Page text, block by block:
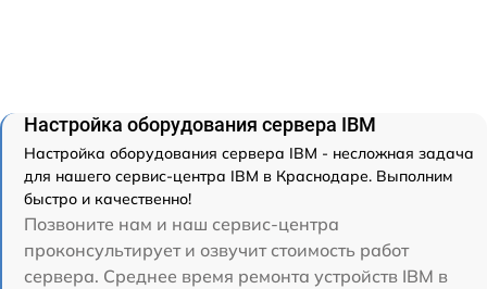
Настройка оборудования сервера IBM
Настройка оборудования сервера IBM - несложная задача
для нашего сервис-центра IBM в Краснодаре. Выполним
быстро и качественно!
Позвоните нам и наш сервис-центра
проконсультирует и озвучит стоимость работ
сервера. Среднее время ремонта устройств IBM в